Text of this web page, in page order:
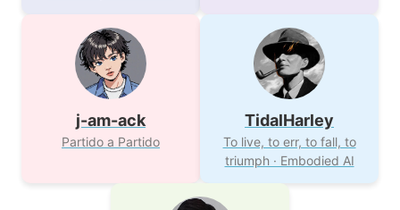
j-am-ack
Partido a Partido
TidalHarley
To live, to err, to fall, to
triumph · Embodied AI